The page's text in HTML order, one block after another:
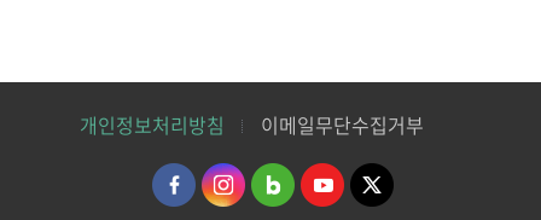
개인정보처리방침 이메일무단수집거부